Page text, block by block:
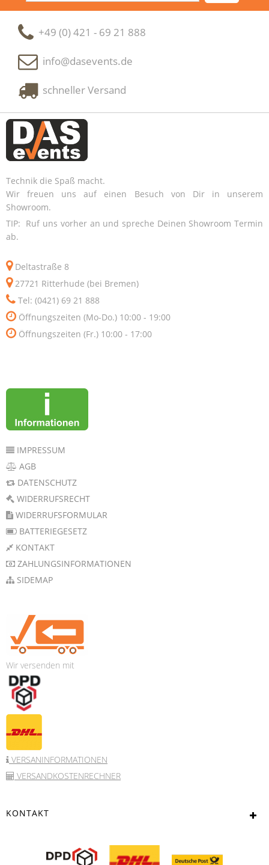
+49 (0) 421 - 69 21 888
info@dasevents.de
schneller Versand
Technik die Spaß macht.
Wir freuen uns auf einen Besuch von Dir in unserem
Showroom.
TIP: Ruf uns vorher an und spreche Deinen Showroom Termin
ab.
Deltastraße 8
27721 Ritterhude (bei Bremen)
Tel: (0421) 69 21 888
Öffnungszeiten (Mo-Do.) 10:00 - 19:00
Öffnungszeiten (Fr.) 10:00 - 17:00
IMPRESSUM
AGB
DATENSCHUTZ
WIDERRUFSRECHT
WIDERRUFSFORMULAR
BATTERIEGESETZ
KONTAKT
ZAHLUNGSINFORMATIONEN
SIDEMAP
Wir versenden mit
VERSANINFORMATIONEN
VERSANDKOSTENRECHNER
KONTAKT